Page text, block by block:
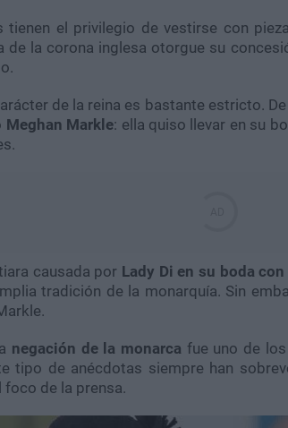
tienen el privilegio de vestirse con
de la corona inglesa otorgue su
de la reina es bastante estricto.
Meghan Markle: ella quiso llevar en su
causada por Lady Di en su boda
tradición de la monarquía. Sin
negación de la monarca fue uno de
tipo de anécdotas siempre han
foco de la prensa.